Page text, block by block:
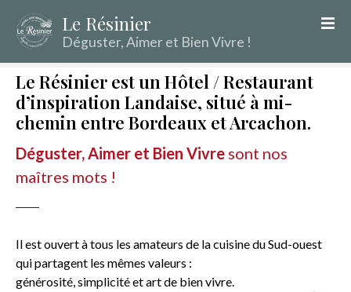
p
Le Résinier
Déguster, Aimer et Bien Vivre !
Le Résinier est un Hôtel / Restaurant
d’inspiration Landaise, situé à mi-
chemin entre Bordeaux et Arcachon.
Déguster, Aimer et Bien Vivre sont nos
maîtres mots !
Il est ouvert à tous les amateurs de la cuisine du Sud-ouest
qui partagent les mêmes valeurs :
générosité, simplicité et art de bien vivre.